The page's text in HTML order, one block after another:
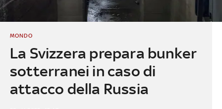
La Svizzera prepara bunker
sotterranei in caso di
attacco della Russia
MONDO